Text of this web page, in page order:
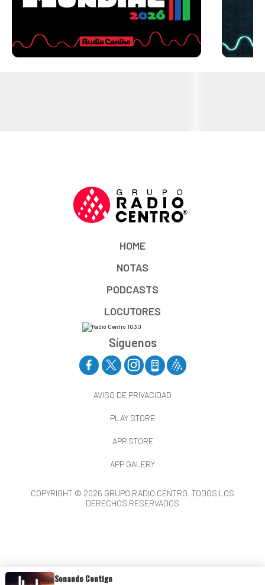
HOME
NOTAS
PODCASTS
LOCUTORES
Síguenos
AVISO DE PRIVACIDAD
PLAY STORE
APP STORE
APP GALERY
COPYRIGHT © 2026 GRUPO RADIO CENTRO. TODOS LOS
DERECHOS RESERVADOS
Sonando Contigo